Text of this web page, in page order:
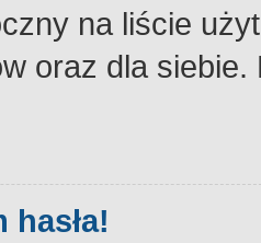
na liście
oraz dla
hasła!